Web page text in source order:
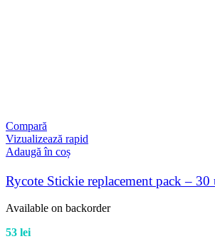
Compară
Vizualizează rapid
Adaugă în coș
Rycote Stickie replacement pack – 30
Available on backorder
53 lei